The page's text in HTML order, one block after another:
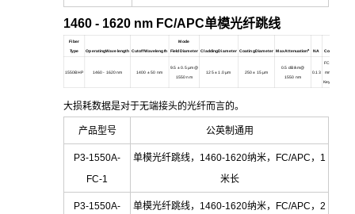
1460 - 1620 nm FC/APC单模光纤跳线
Fiber
Type OperatingWavelength CutoffWavelength
Mode
FieldDiameter CladdingDiameter CoatingDiameter MaxAttenuationa NA Connectors
1550BHP 1460 - 1620 nm 1400± 50 nm
9.5± 0.5 µm@
1550 nm
125± 1.0 µm 250± 15 µm
0.5 dB/km@
1550 nm
0.13
FC/APC 2.0
mm Narrow
Key30126A3
大损耗数据是对于无端接头的光纤而言的。
产品型号 公英制通用
P3-1550A-
FC-1
单模光纤跳线，1460-1620纳米，FC/APC，1
米长
P3-1550A-
单模光纤跳线，1460-1620纳米，FC/APC，2